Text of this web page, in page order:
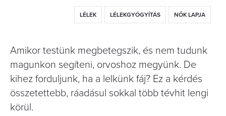
LÉLEK LÉLEKGYÓGYÍTÁS NŐK LAPJA
Amikor testünk megbetegszik, és nem tudunk
magunkon segíteni, orvoshoz megyünk. De
kihez forduljunk, ha a lelkünk fáj? Ez a kérdés
összetettebb, ráadásul sokkal több tévhit lengi
körül.